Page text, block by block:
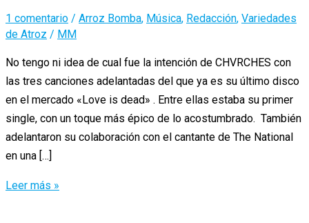
1 comentario / Arroz Bomba, Música, Redacción, Variedades
de Atroz / MM
No tengo ni idea de cual fue la intención de CHVRCHES con
las tres canciones adelantadas del que ya es su último disco
en el mercado «Love is dead» . Entre ellas estaba su primer
single, con un toque más épico de lo acostumbrado. También
adelantaron su colaboración con el cantante de The National
en una […]
Alabados
Leer más »